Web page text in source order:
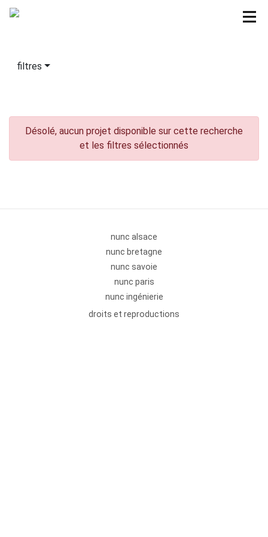
filtres
Désolé, aucun projet disponible sur cette recherche
et les filtres sélectionnés
nunc alsace
nunc bretagne
nunc savoie
nunc paris
nunc ingénierie
droits et reproductions